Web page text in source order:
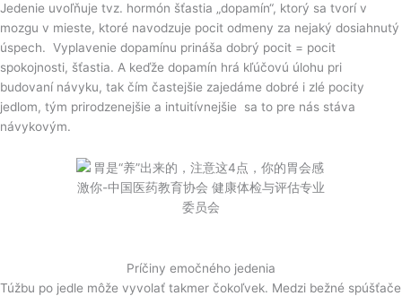
Jedenie uvoľňuje tvz. hormón šťastia „dopamín“, ktorý sa tvorí v
mozgu v mieste, ktoré navodzuje pocit odmeny za nejaký dosiahnutý
úspech. Vyplavenie dopamínu prináša dobrý pocit = pocit
spokojnosti, šťastia. A keďže dopamín hrá kľúčovú úlohu pri
budovaní návyku, tak čím častejšie zajedáme dobré i zlé pocity
jedlom, tým prirodzenejšie a intuitívnejšie sa to pre nás stáva
návykovým.
Príčiny emočného jedenia
Túžbu po jedle môže vyvolať takmer čokoľvek. Medzi bežné spúšťače